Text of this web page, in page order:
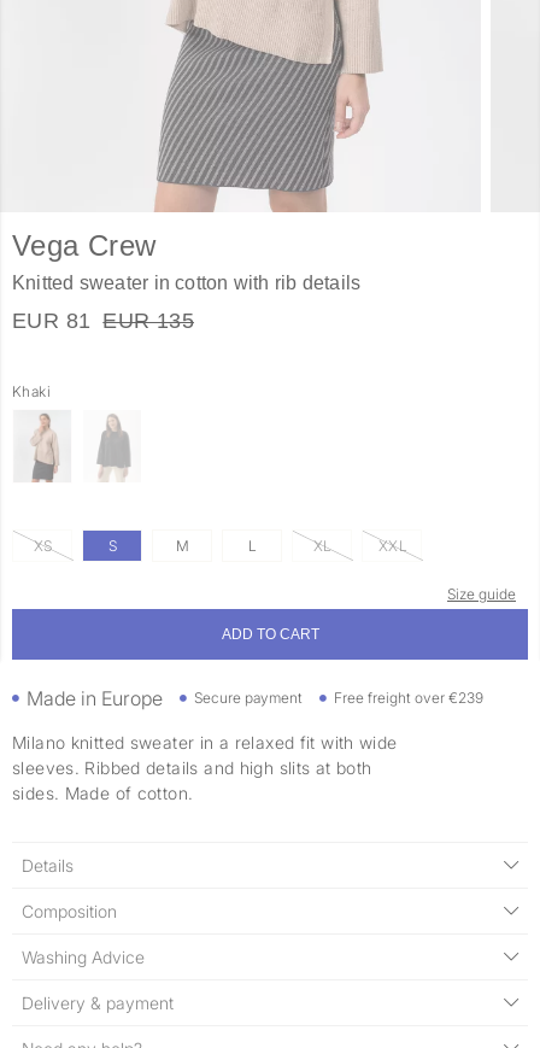
Vega Crew
Knitted sweater in cotton with rib details
EUR 81 EUR 135
Khaki
XS S M L XL XXL
Size guide
ADD TO CART
Made in Europe Secure payment Free freight over €239
Milano knitted sweater in a relaxed fit with wide
sleeves. Ribbed details and high slits at both
sides. Made of cotton.
Details
Composition
Washing Advice
Delivery & payment